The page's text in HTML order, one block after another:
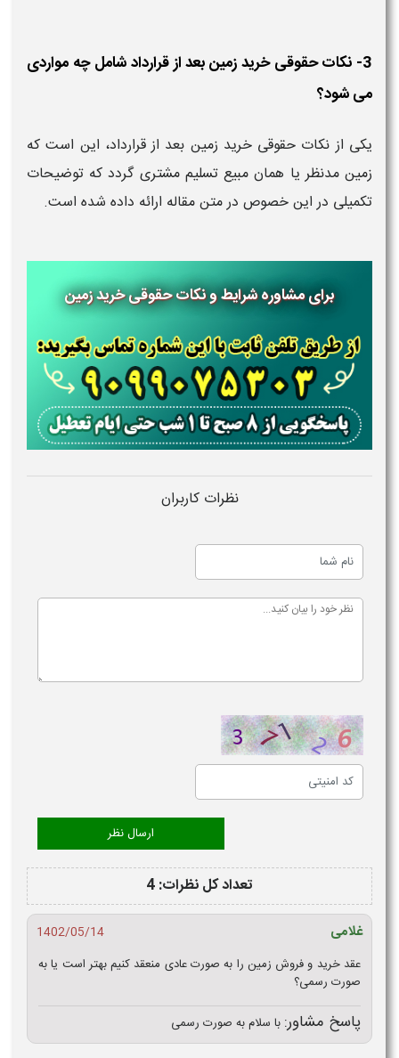
3- نکات حقوقی خرید زمین بعد از قرارداد شامل چه مواردی
می شود؟
یکی از نکات حقوقی خرید زمین بعد از قرارداد، این است که
زمین مدنظر یا همان مبیع تسلیم مشتری گردد که توضیحات
تکمیلی در این خصوص در متن مقاله ارائه داده شده است.
برای مشاوره شرایط و نکات حقوقی خرید زمین
نظرات کاربران
تعداد کل نظرات: 4
غلامی
1402/05/14
عقد خرید و فروش زمین را به صورت عادی منعقد کنیم بهتر است یا به
صورت رسمی؟
پاسخ مشاور: با سلام به صورت رسمی